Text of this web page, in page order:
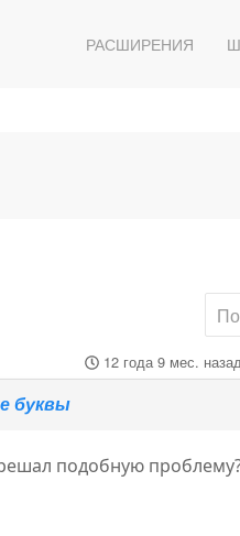
РАСШИРЕНИЯ
12 года 9 мес.
буквы
подобную